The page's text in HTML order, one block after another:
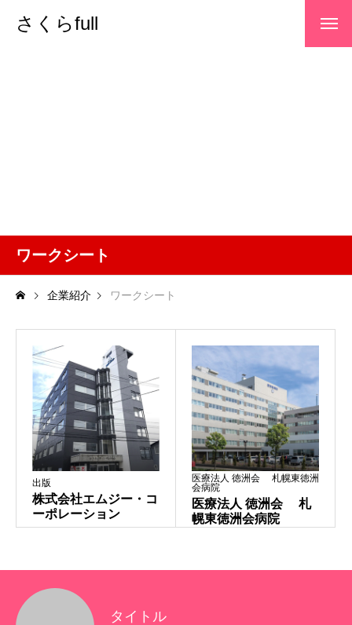
さくらfull
さくらノートって？
企業紹介
活用例ワークシートダウンロード
クイズ
ワークシート
企業紹介 ワークシート
出版
株式会社エムジー・コ
ーポレーション
医療法人 徳洲会 札幌東徳洲
会病院
医療法人 徳洲会 札
幌東徳洲会病院
タイトル